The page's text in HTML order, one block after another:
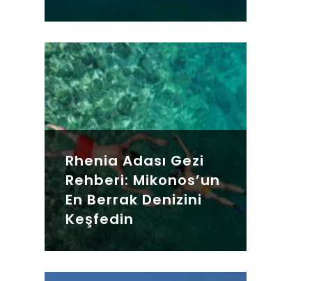
Rhenia Adası Gezi
Rehberi: Mikonos’un
En Berrak Denizini
Keşfedin